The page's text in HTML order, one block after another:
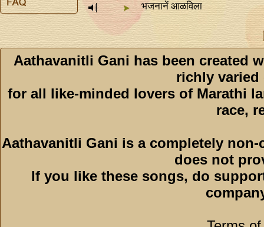
भजनानें आळविला
Aathavanitli Gani has been created
richly varied
for all like-minded lovers of Marathi
race,
Aathavanitli Gani is a completely
does not
If you like these songs, do